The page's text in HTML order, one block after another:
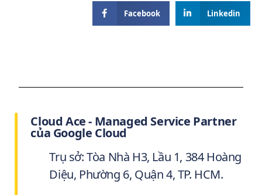
Facebook Linkedin
Cloud Ace - Managed Service Partner
của Google Cloud
Trụ sở: Tòa Nhà H3, Lầu 1, 384 Hoàng
Diệu, Phường 6, Quận 4, TP. HCM.